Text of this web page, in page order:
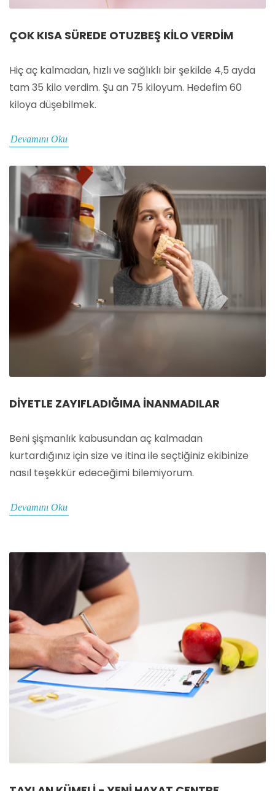
ÇOK KISA SÜREDE OTUZBEŞ KILO VERDIM
Hiç aç kalmadan, hızlı ve sağlıklı bir şekilde 4,5 ayda
tam 35 kilo verdim. Şu an 75 kiloyum. Hedefim 60
kiloya düşebilmek.
Devamını Oku
DIYETLE ZAYIFLADIĞIMA İNANMADILAR
Beni şişmanlık kabusundan aç kalmadan
kurtardığınız için size ve itina ile seçtiğiniz ekibinize
nasıl teşekkür edeceğimi bilemiyorum.
Devamını Oku